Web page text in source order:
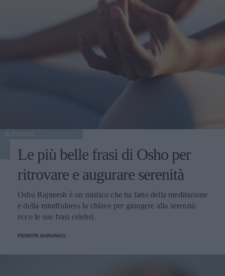
Le più belle frasi di Osho per
ritrovare e augurare serenità
Osho Rajneesh è un mistico che ha fatto della meditazione
e della mindfulness la chiave per giungere alla serenità:
ecco le sue frasi celebri.
PERDITA DURANGO